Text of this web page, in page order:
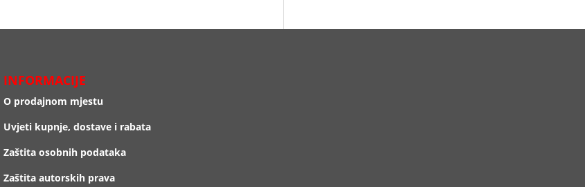
do
INFORMACIJE
O prodajnom mjestu
Uvjeti kupnje, dostave i rabata
Zaštita osobnih podataka
Zaštita autorskih prava